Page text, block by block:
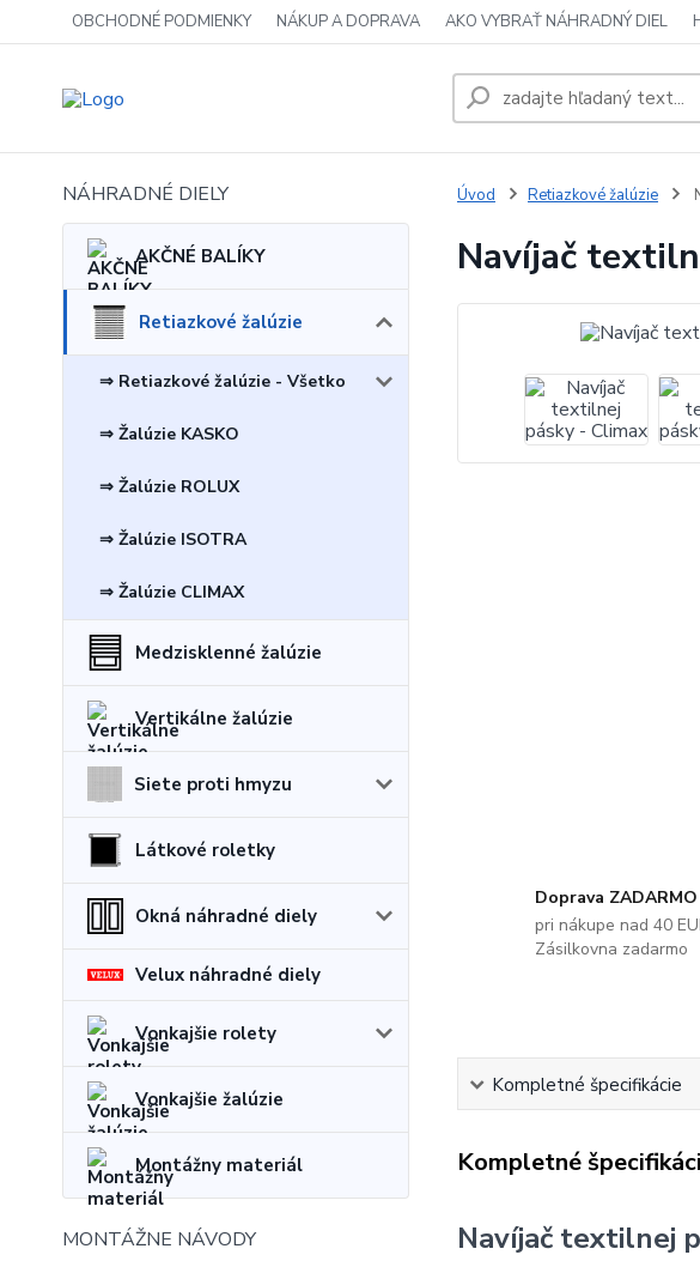
OBCHODNÉ PODMIENKY NÁKUP A DOPRAVA AKO VYBRAŤ NÁHRADNÝ DIEL
NÁHRADNÉ DIELY
AKČNÉ BALÍKY
Retiazkové žalúzie
⇒ Retiazkové žalúzie - Všetko
⇒ Žalúzie KASKO
⇒ Žalúzie ROLUX
⇒ Žalúzie ISOTRA
⇒ Žalúzie CLIMAX
Medzisklenné žalúzie
Vertikálne žalúzie
Siete proti hmyzu
Látkové roletky
Okná náhradné diely
Velux náhradné diely
Vonkajšie rolety
Vonkajšie žalúzie
Montážny materiál
MONTÁŽNE NÁVODY
Úvod Retiazkové žalúzie
Navíjač
Doprava ZADARMO
pri nákupe nad 40
Zásilkovna zadarmo
Kompletné špecifikácie
Kompletné
Navíjač textilnej